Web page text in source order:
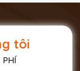
tôi